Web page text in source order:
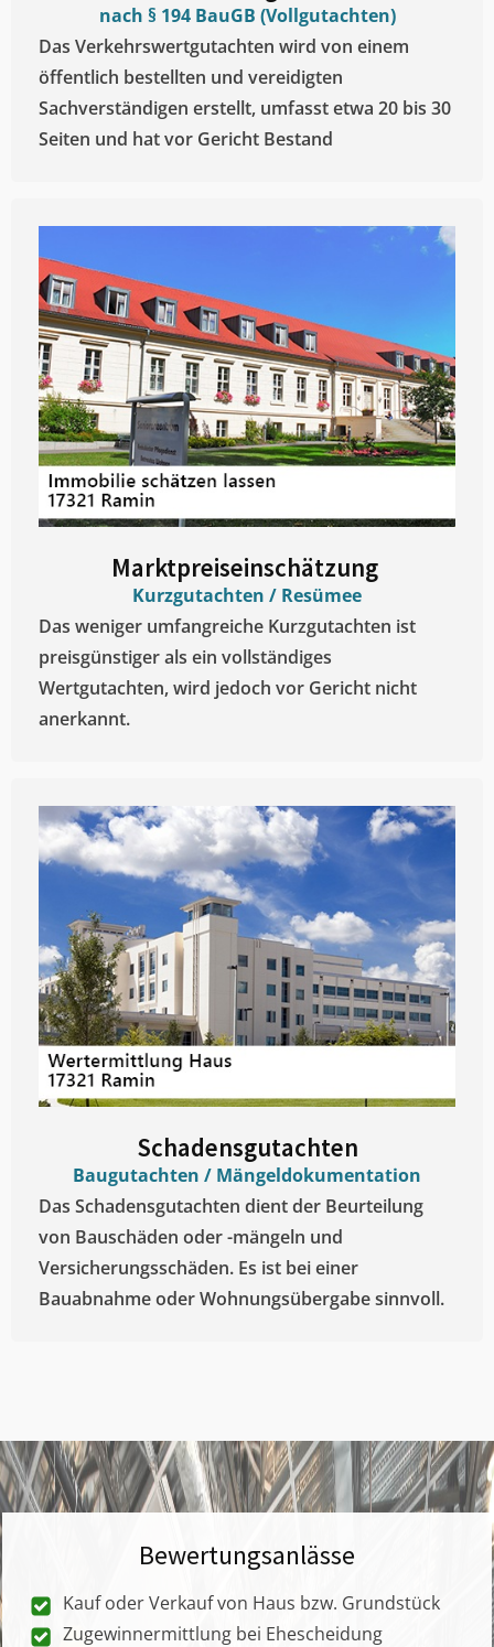
nach § 194 BauGB (Vollgutachten)
Das Verkehrswertgutachten wird von einem
öffentlich bestellten und vereidigten
Sachverständigen erstellt, umfasst etwa 20 bis 30
Seiten und hat vor Gericht Bestand
Marktpreiseinschätzung ​
Kurzgutachten / Resümee
Das weniger umfangreiche Kurzgutachten ist
preisgünstiger als ein vollständiges
Wertgutachten, wird jedoch vor Gericht nicht
anerkannt.
Schadensgutachten
Baugutachten / Mängeldokumentation
Das Schadensgutachten dient der Beurteilung
von Bauschäden oder -mängeln und
Versicherungsschäden. Es ist bei einer
Bauabnahme oder Wohnungsübergabe sinnvoll.
Bewertungsanlässe
Kauf oder Verkauf von Haus bzw. Grundstück
Zugewinnermittlung bei Ehescheidung